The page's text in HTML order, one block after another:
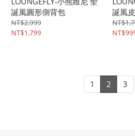
誕風圓形側背包
NT$2,999
NT$1,799
誕風
1 2 3